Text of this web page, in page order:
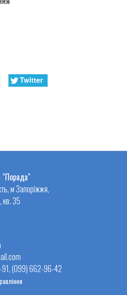
Twitter
"Порада"
м Запоріжжя,
кв. 35
(099) 662-96-42